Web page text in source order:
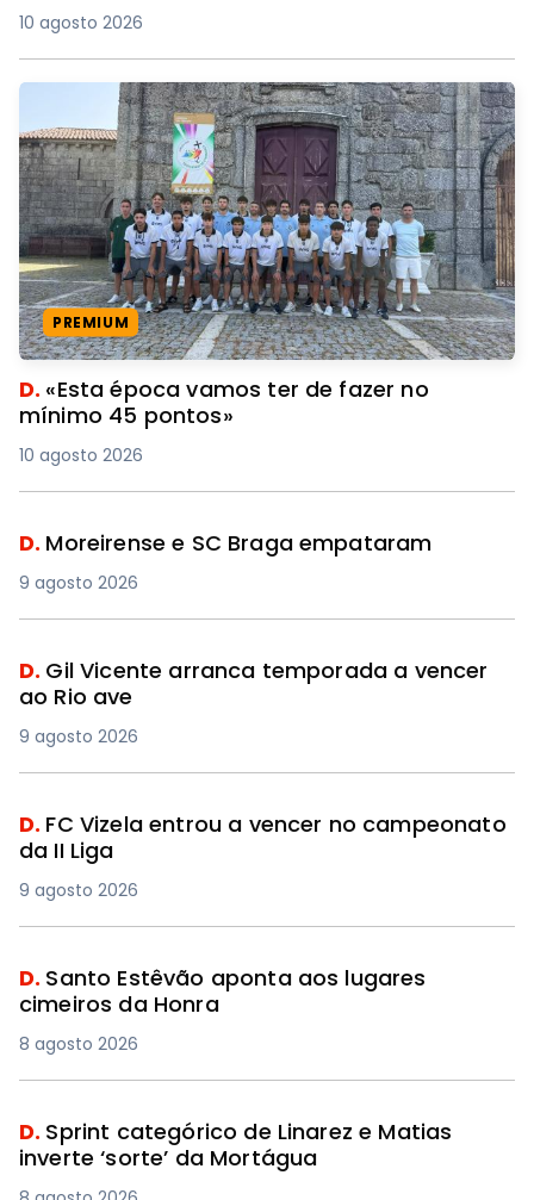
10 agosto 2026
PREMIUM
D. «Esta época vamos ter de fazer no
mínimo 45 pontos»
10 agosto 2026
D. Moreirense e SC Braga empataram
9 agosto 2026
D. Gil Vicente arranca temporada a vencer
ao Rio ave
9 agosto 2026
D. FC Vizela entrou a vencer no campeonato
da II Liga
9 agosto 2026
D. Santo Estêvão aponta aos lugares
cimeiros da Honra
8 agosto 2026
D. Sprint categórico de Linarez e Matias
inverte ‘sorte’ da Mortágua